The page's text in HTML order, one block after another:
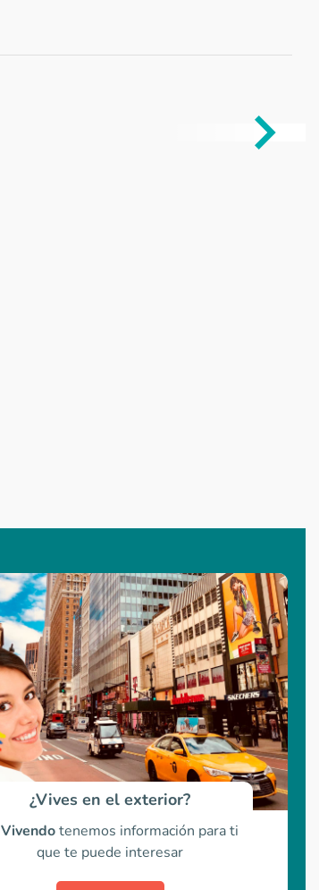
¿Vives en el exterior?
Vivendotenemos información para ti
que te puede interesar